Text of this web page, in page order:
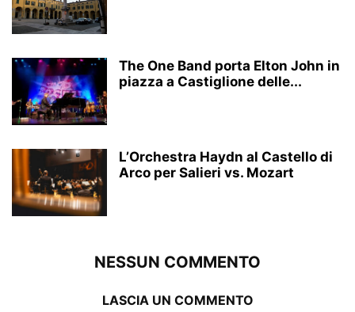
The One Band porta Elton John in
piazza a Castiglione delle...
L’Orchestra Haydn al Castello di
Arco per Salieri vs. Mozart
NESSUN COMMENTO
LASCIA UN COMMENTO